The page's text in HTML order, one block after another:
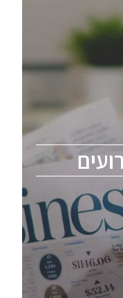
מומחים מקצועיים
ChipEx2026
2026. The
everyone
industry,
experts,